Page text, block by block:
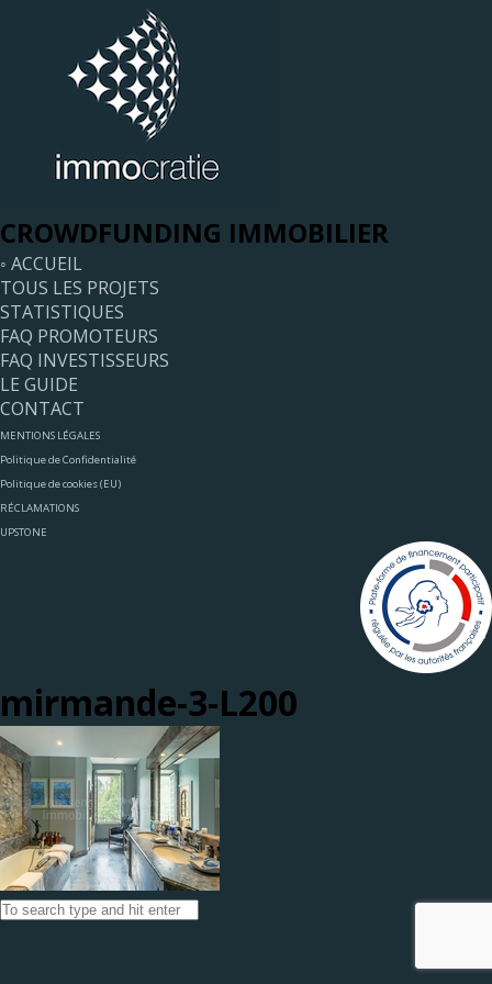
CROWDFUNDING IMMOBILIER
◦ ACCUEIL
TOUS LES PROJETS
STATISTIQUES
FAQ PROMOTEURS
FAQ INVESTISSEURS
LE GUIDE
CONTACT
MENTIONS LÉGALES
Politique de Confidentialité
Politique de cookies (EU)
RÉCLAMATIONS
UPSTONE
mirmande-3-L200